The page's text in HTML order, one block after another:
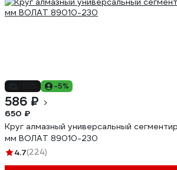
-5%
586 ₽
650 ₽
Круг алмазный универсальный
мм ВОЛАТ 89010-230
4.7(224)